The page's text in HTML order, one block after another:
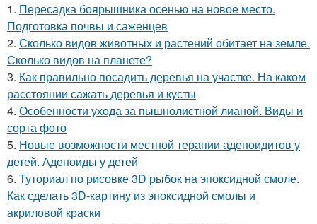
1. Пересадка боярышника осенью на новое место.
Подготовка почвы и саженцев
2. Сколько видов животных и растений обитает на земле.
Сколько видов на планете?
3. Как правильно посадить деревья на участке. На каком
расстоянии сажать деревья и кусты
4. Особенности ухода за пышнолистной лианой. Виды и
сорта фото
5. Новые возможности местной терапии аденоидитов у
детей. Аденоиды у детей
6. Туториал по рисовке 3D рыбок на эпоксидной смоле.
Как сделать 3D-картину из эпоксидной смолы и
акриловой краски